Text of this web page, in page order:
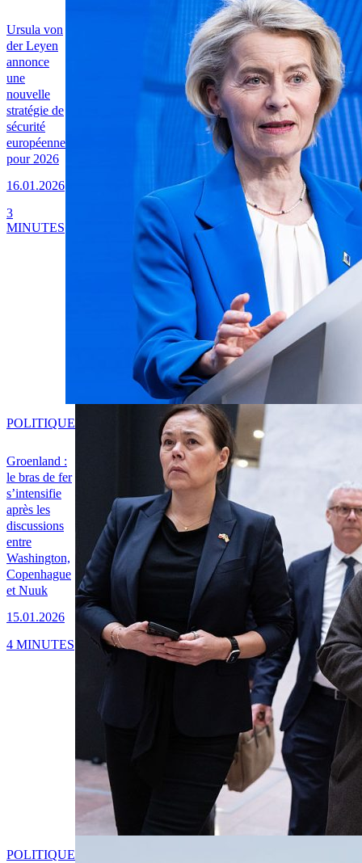
Ursula von
der Leyen
annonce
une
nouvelle
stratégie de
sécurité
européenne
pour 2026
16.01.2026
3
MINUTES
Groenland :
le bras de fer
s’intensifie
après les
discussions
entre
Washington,
Copenhague
et Nuuk
15.01.2026
POLITIQUE
4 MINUTES
POLITIQUE